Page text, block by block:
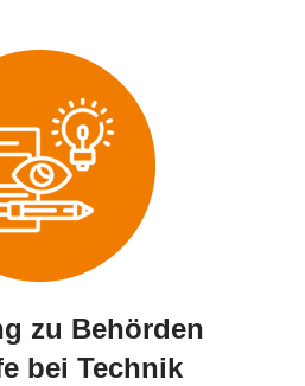
zu Behörden
bei Technik